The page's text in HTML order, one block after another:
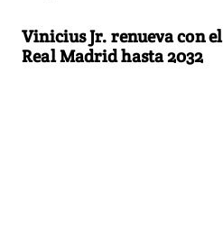
Vinicius Jr. renueva con el
Real Madrid hasta 2032